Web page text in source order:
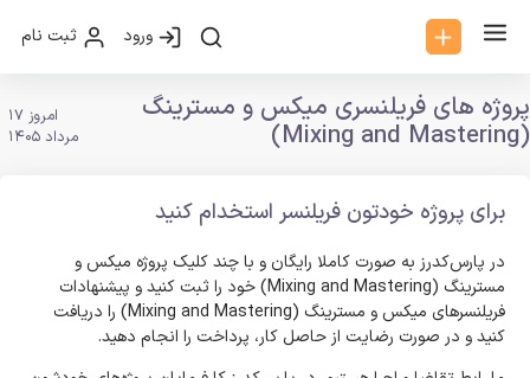
ورود ثبت نام
پروژه های فریلنسری میکس و مسترینگ
(Mixing and Mastering)
امروز 17
مرداد 1405
برای پروژه خودتون فریلنسر استخدام کنید
در پارس‌کدرز به صورت کاملا رایگان و با چند کلیک پروژه میکس و
مسترینگ (Mixing and Mastering) خود را ثبت کنید و پیشنهادات
فریلنسر‌های میکس و مسترینگ (Mixing and Mastering) را دریافت
کنید و در صورت رضایت از حاصل کار، پرداخت را انجام دهید.